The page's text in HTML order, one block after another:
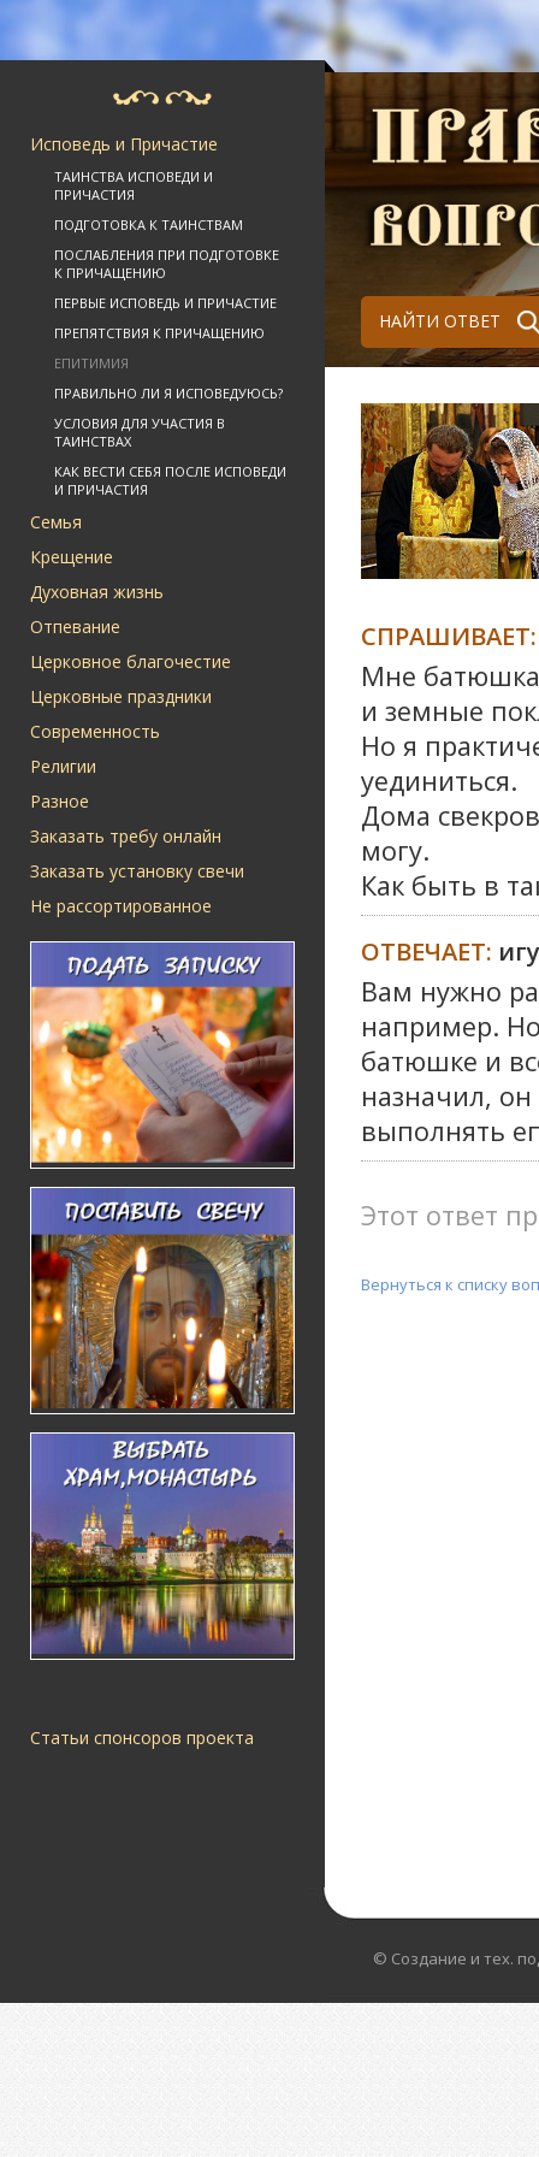
Исповедь и Причастие
ТАИНСТВА ИСПОВЕДИ И
ПРИЧАСТИЯ
ПОДГОТОВКА К ТАИНСТВАМ
ПОСЛАБЛЕНИЯ ПРИ ПОДГОТОВКЕ
К ПРИЧАЩЕНИЮ
ПЕРВЫЕ ИСПОВЕДЬ И ПРИЧАСТИЕ
ПРЕПЯТСТВИЯ К ПРИЧАЩЕНИЮ
ЕПИТИМИЯ
ПРАВИЛЬНО ЛИ Я ИСПОВЕДУЮСЬ?
УСЛОВИЯ ДЛЯ УЧАСТИЯ В
ТАИНСТВАХ
КАК ВЕСТИ СЕБЯ ПОСЛЕ ИСПОВЕДИ
И ПРИЧАСТИЯ
Семья
Крещение
Духовная жизнь
Отпевание
Церковное благочестие
Церковные праздники
Современность
Религии
Разное
Заказать требу онлайн
Заказать установку свечи
Не рассортированное
Статьи спонсоров проекта
НАЙТИ ОТВЕТ
СПРАШИВАЕТ:
Мне батюшка
и земные
Но я
уединиться.
Дома
могу.
Как быть в
ОТВЕЧАЕТ:
Вам нужно
например.
батюшке и
назначил,
выполнять
Этот ответ
Вернуться к списку
© Создание и тех.